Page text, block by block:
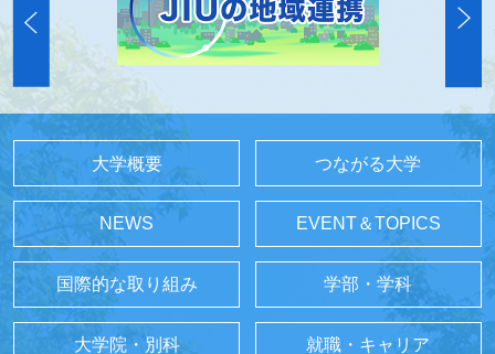
大学概要 つながる大学
NEWS EVENT＆TOPICS
国際的な取り組み 学部・学科
大学院・別科 就職・キャリア